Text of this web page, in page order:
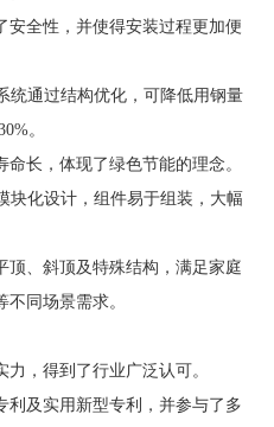
安全性，并使得安装过程更加便
统通过结构优化，可降低用钢量
。
长，体现了绿色节能的理念。
块化设计，组件易于组装，大幅
顶、斜顶及特殊结构，满足家庭
同场景需求。
，得到了行业广泛认可。
利及实用新型专利，并参与了多